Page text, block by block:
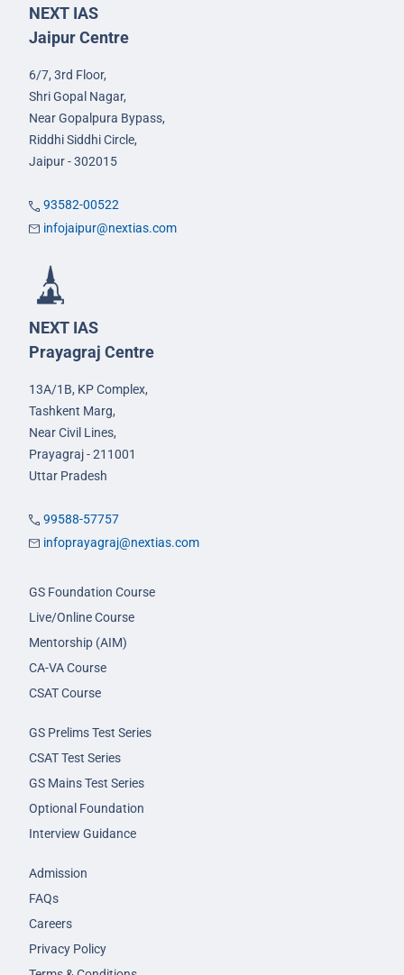
NEXT IAS
Jaipur Centre
6/7, 3rd Floor,
Shri Gopal Nagar,
Near Gopalpura Bypass,
Riddhi Siddhi Circle,
Jaipur - 302015
93582-00522
infojaipur@nextias.com
NEXT IAS
Prayagraj Centre
13A/1B, KP Complex,
Tashkent Marg,
Near Civil Lines,
Prayagraj - 211001
Uttar Pradesh
99588-57757
infoprayagraj@nextias.com
GS Foundation Course
Live/Online Course
Mentorship (AIM)
CA-VA Course
CSAT Course
GS Prelims Test Series
CSAT Test Series
GS Mains Test Series
Optional Foundation
Interview Guidance
Admission
FAQs
Careers
Privacy Policy